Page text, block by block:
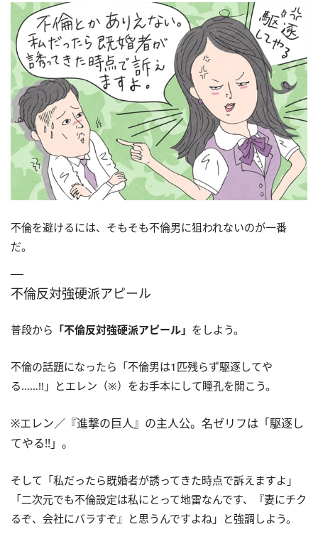
不倫を避けるには、そもそも不倫男に狙われないのが一番
だ。
不倫反対強硬派アピール
普段から 「不倫反対強硬派アピール」 をしよう。
不倫の話題になったら「不倫男は1匹残らず駆逐してや
る……!!」とエレン（※）をお手本にして瞳孔を開こう。
※エレン／『進撃の巨人』の主人公。名ゼリフは「駆逐し
てやる!!」。
そして「私だったら既婚者が誘ってきた時点で訴えますよ」
「二次元でも不倫設定は私にとって地雷なんです、『妻にチク
るぞ、会社にバラすぞ』と思うんですよね」と強調しよう。